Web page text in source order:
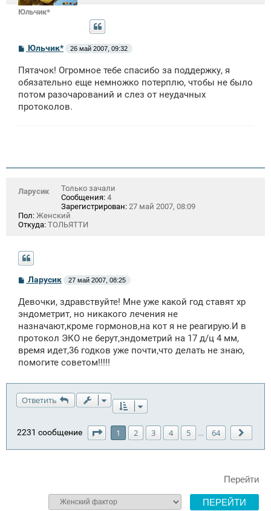
Юльчик*
С
б
щ
н
и
Юльчик* 26 май 2007, 09:32
Пятачок! Огромное тебе спасибо за поддержку, я
обязательно еще немножко потерплю, чтобы не было
потом разочарований и слез от неудачных
протоколов.
Ларусик
Только зачали
Сообщения: 4
Зарегистрирован: 27 май 2007, 08:09
Пол: Женский
Откуда: ТОЛЬЯТТИ
С
б
щ
е
н
и
Ларусик 27 май 2007, 08:25
Девочки, здравствуйте! Мне уже какой год ставят хр
эндометрит, но никакого лечения не
назначают,кроме гормонов,на кот я не реагирую.И в
протокол ЭКО не берут,эндометрий на 17 д/ц 4 мм,
время идет,36 годков уже почти,что делать не знаю,
помогите советом!!!!!
Ответить
2231 сообщение Страница из
1 2 3 4 5 … 64
Перейти